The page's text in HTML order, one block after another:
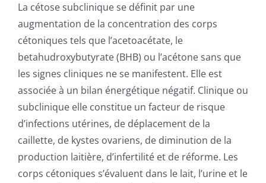
PUBLICATIONS
CAPSULES
CONTACT
La cétose subclinique se définit par une
augmentation de la concentration des corps
cétoniques tels que l’acetoacétate, le
betahudroxybutyrate (BHB) ou l’acétone sans que
les signes cliniques ne se manifestent. Elle est
associée à un bilan énergétique négatif. Clinique ou
subclinique elle constitue un facteur de risque
d’infections utérines, de déplacement de la
caillette, de kystes ovariens, de diminution de la
production laitière, d’infertilité et de réforme. Les
corps cétoniques s’évaluent dans le lait, l’urine et le